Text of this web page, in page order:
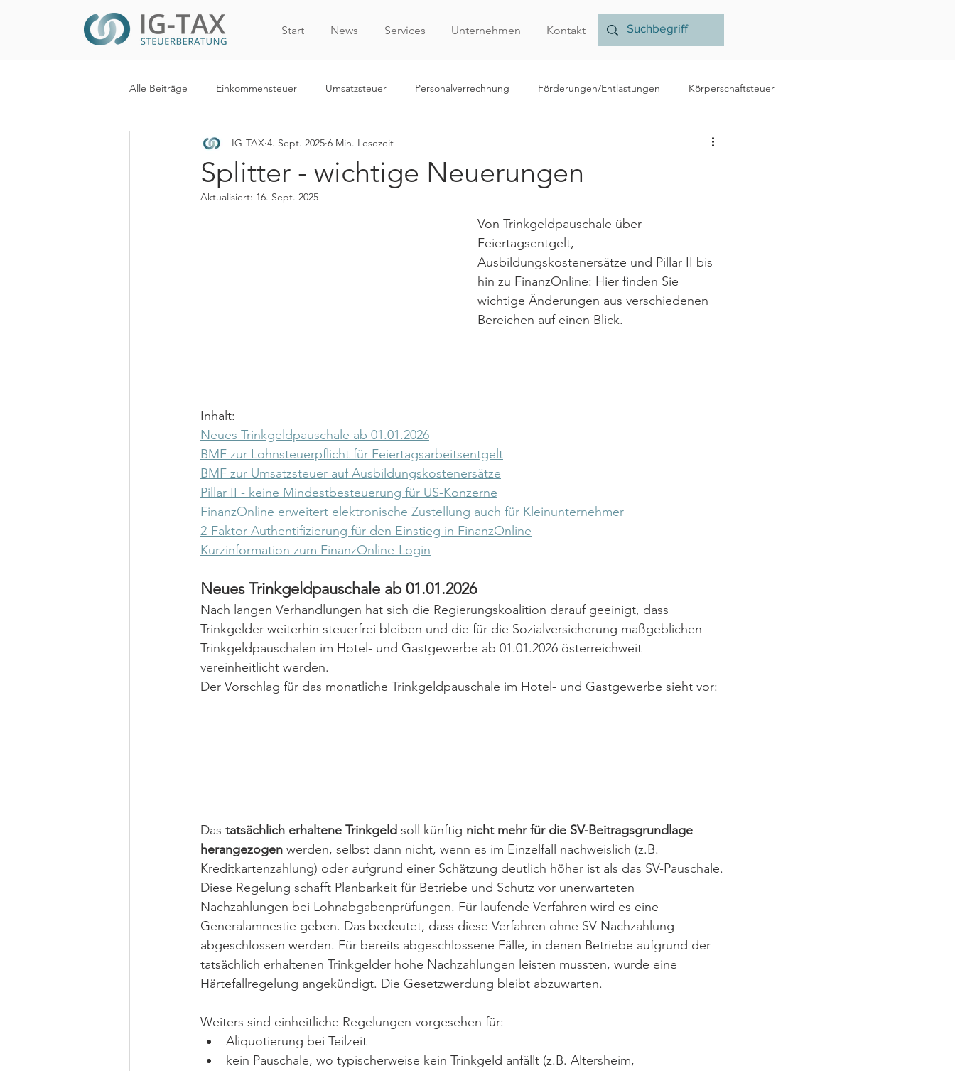
Start News Services Unternehmen Kontakt
Alle Beiträge Einkommensteuer Umsatzsteuer Personalverrechnung Förderungen/Entlastungen Körperschaftsteuer
Internationales Steuerrecht Rechnungslegung/Bilanzierung Ertragsteuer
Kapitalertragsteuer
Splitter - wichtige Neuerungen
IG-TAX 4. Sept. 2025 6 Min. Lesezeit
Aktualisiert: 16. Sept. 2025
Von Trinkgeldpauschale über
Feiertagsentgelt,
Ausbildungskostenersätze und Pillar II bis
hin zu FinanzOnline: Hier finden Sie
wichtige Änderungen aus verschiedenen
Bereichen auf einen Blick.
Inhalt:
Neues Trinkgeldpauschale ab 01.01.2026
BMF zur Lohnsteuerpflicht für Feiertagsarbeitsentgelt
BMF zur Umsatzsteuer auf Ausbildungskostenersätze
Pillar II - keine Mindestbesteuerung für US-Konzerne
FinanzOnline erweitert elektronische Zustellung auch für Kleinunternehmer
2-Faktor-Authentifizierung für den Einstieg in FinanzOnline
Kurzinformation zum FinanzOnline-Login
Neues Trinkgeldpauschale ab 01.01.2026
Nach langen Verhandlungen hat sich die Regierungskoalition darauf geeinigt, dass
Trinkgelder weiterhin steuerfrei bleiben und die für die Sozialversicherung maßgeblichen
Trinkgeldpauschalen im Hotel- und Gastgewerbe ab 01.01.2026 österreichweit
vereinheitlicht werden.
Der Vorschlag für das monatliche Trinkgeldpauschale im Hotel- und Gastgewerbe sieht vor:
Das tatsächlich erhaltene Trinkgeld soll künftig nicht mehr für die SV-Beitragsgrundlage
herangezogen werden, selbst dann nicht, wenn es im Einzelfall nachweislich (z.B.
Kreditkartenzahlung) oder aufgrund einer Schätzung deutlich höher ist als das SV-Pauschale.
Diese Regelung schafft Planbarkeit für Betriebe und Schutz vor unerwarteten
Nachzahlungen bei Lohnabgabenprüfungen. Für laufende Verfahren wird es eine
Generalamnestie geben. Das bedeutet, dass diese Verfahren ohne SV-Nachzahlung
abgeschlossen werden. Für bereits abgeschlossene Fälle, in denen Betriebe aufgrund der
tatsächlich erhaltenen Trinkgelder hohe Nachzahlungen leisten mussten, wurde eine
Härtefallregelung angekündigt. Die Gesetzwerdung bleibt abzuwarten.
Weiters sind einheitliche Regelungen vorgesehen für:
Aliquotierung bei Teilzeit
kein Pauschale, wo typischerweise kein Trinkgeld anfällt (z.B. Altersheim,